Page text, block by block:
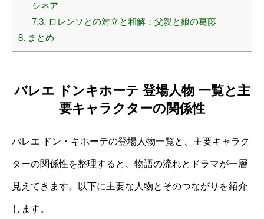
シネア
7.3. ロレンソとの対立と和解：父親と娘の葛藤
8. まとめ
バレエ ドンキホーテ 登場人物 一覧と主
要キャラクターの関係性
バレエ ドン・キホーテの登場人物一覧と、主要キャラク
ターの関係性を整理すると、物語の流れとドラマが一層
見えてきます。以下に主要な人物とそのつながりを紹介
します。